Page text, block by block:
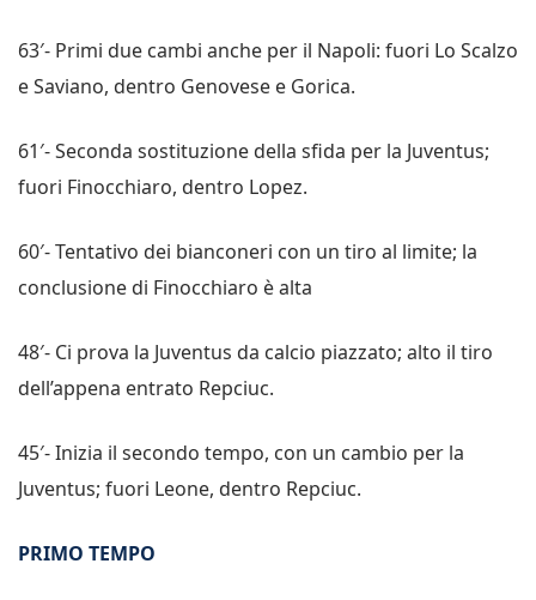
63′- Primi due cambi anche per il Napoli: fuori Lo Scalzo
e Saviano, dentro Genovese e Gorica.
61′- Seconda sostituzione della sfida per la Juventus;
fuori Finocchiaro, dentro Lopez.
60′- Tentativo dei bianconeri con un tiro al limite; la
conclusione di Finocchiaro è alta
48′- Ci prova la Juventus da calcio piazzato; alto il tiro
dell’appena entrato Repciuc.
45′- Inizia il secondo tempo, con un cambio per la
Juventus; fuori Leone, dentro Repciuc.
PRIMO TEMPO